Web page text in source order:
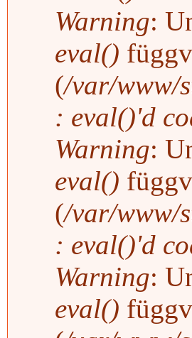
Warning:
eval()
(/var/www/
: eval()'d
Warning:
eval()
(/var/www/
: eval()'d
Warning:
eval()